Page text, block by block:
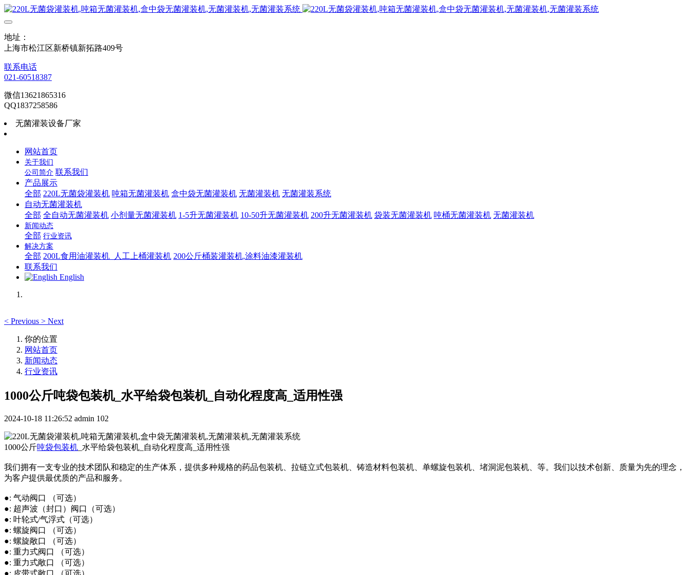
地址：
上海市松江区新桥镇新拓路409号
联系电话
021-60518387
微信13621865316
QQ1837258586
无菌灌装设备厂家
网站首页
关于我们
公司简介 联系我们
产品展示
全部 220L无菌袋灌装机 吨箱无菌灌装机 盒中袋无菌灌装机 无菌灌装机 无菌灌装系统
自动无菌灌装机
全部 全自动无菌灌装机 小剂量无菌灌装机 1-5升无菌灌装机 10-50升无菌灌装机 200升无菌灌装机 袋装无菌灌装机 吨桶无菌灌装机 无菌灌装机
新闻动态
全部 行业资讯
解决方案
全部 200L食用油灌装机_人工上桶灌装机 200公斤桶装灌装机,涂料油漆灌装机
联系我们
English
< Previous > Next
你的位置
网站首页
新闻动态
行业资讯
1000公斤吨袋包装机_水平给袋包装机_自动化程度高_适用性强
2024-10-18 11:26:52 admin 102
1000公斤吨袋包装机 _水平给袋包装机_自动化程度高_适用性强
我们拥有一支专业的技术团队和稳定的生产体系，提供多种规格的药品包装机、拉链立式包装机、铸造材料包装机、单螺旋包装机、堵洞泥包装机、等。我们以技术创新、质量为先的理念，
为客户提供最优质的产品和服务。
●: 气动阀口 （可选）
●: 超声波（封口）阀口（可选）
●: 叶轮式/气浮式（可选）
●: 螺旋阀口 （可选）
●: 螺旋敞口 （可选）
●: 重力式阀口 （可选）
●: 重力式敞口 （可选）
●: 皮带式敞口 （可选）